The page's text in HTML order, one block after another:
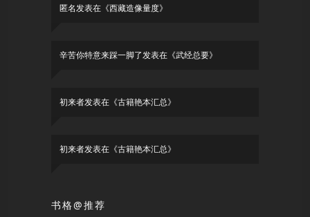
匿名发表在《西藏造像量度》
辛苦你特意来踩一脚了发表在《武经总要》
初来者发表在《古籍艳本汇总》
初来者发表在《古籍艳本汇总》
书格@推荐